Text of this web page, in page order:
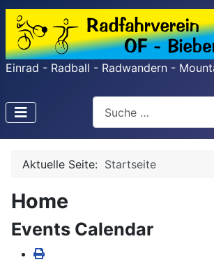
Einrad - Radball - Radwandern -
Search
Type 2 or more
Aktuelle Seite: Startseite
Home
Events Calendar